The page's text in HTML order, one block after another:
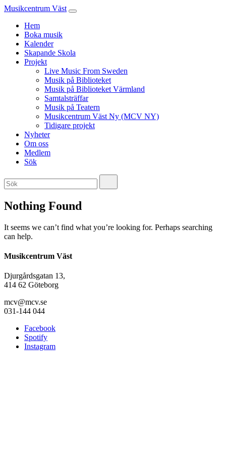
Musikcentrum Väst
Hem
Boka musik
Kalender
Skapande Skola
Projekt
Live Music From Sweden
Musik på Biblioteket
Musik på Biblioteket Värmland
Samtalsträffar
Musik på Teatern
Musikcentrum Väst Ny (MCV NY)
Tidigare projekt
Nyheter
Om oss
Medlem
Sök
Nothing Found
It seems we can’t find what you’re looking for. Perhaps searching
can help.
Musikcentrum Väst
Djurgårdsgatan 13,
414 62 Göteborg
mcv@mcv.se
031-144 044
Facebook
Spotify
Instagram